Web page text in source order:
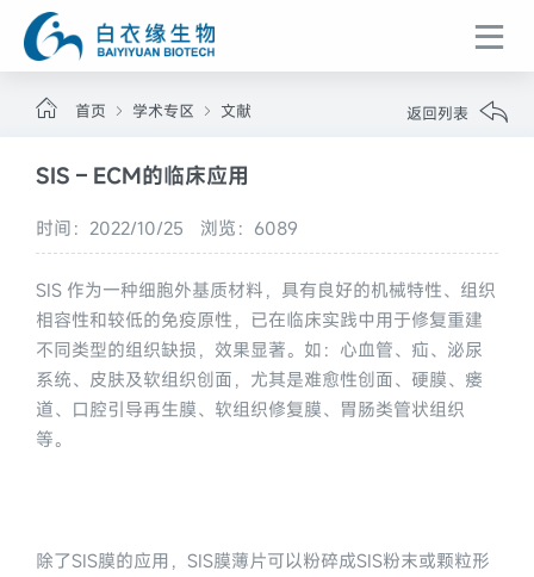
首页 学术专区 文献 返回列表
SIS – ECM的临床应用
时间：2022/10/25 浏览：6089
SIS 作为一种细胞外基质材料，具有良好的机械特性、组织
相容性和较低的免疫原性，已在临床实践中用于修复重建
不同类型的组织缺损，效果显著。如：心血管、疝、泌尿
系统、皮肤及软组织创面，尤其是难愈性创面、硬膜、瘘
道、口腔引导再生膜、软组织修复膜、胃肠类管状组织
等。
除了SIS膜的应用，SIS膜薄片可以粉碎成SIS粉末或颗粒形